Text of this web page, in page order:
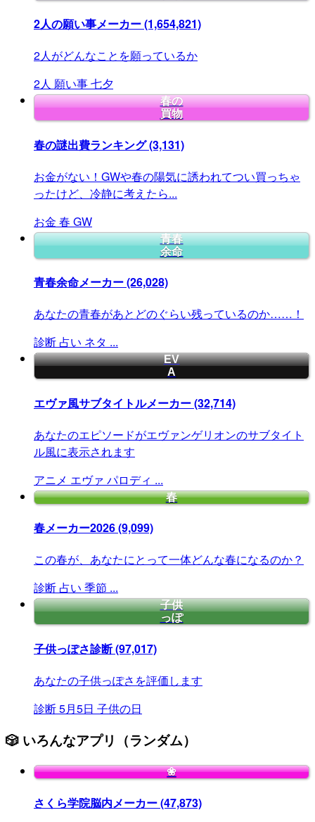
2人の願い事メーカー(1,654,821)
2人がどんなことを願っているか
2人 願い事七夕
春の
買物
春の謎出費ランキング(3,131)
お金がない！GWや春の陽気に誘われてつい買っちゃ
ったけど、冷静に考えたら...
お金 春 GW
青春
余命
青春余命メーカー(26,028)
あなたの青春があとどのぐらい残っているのか……！
診断 占い ネタ ...
EV
A
エヴァ風サブタイトルメーカー(32,714)
あなたのエピソードがエヴァンゲリオンのサブタイト
ル風に表示されます
アニメ エヴァ パロディ ...
春
春メーカー2026(9,099)
この春が、あなたにとって一体どんな春になるのか？
診断 占い 季節 ...
子供
っぽ
子供っぽさ診断(97,017)
あなたの子供っぽさを評価します
診断5月5日 子供の日
🎲 いろんなアプリ（ランダム）
❀
さくら学院脳内メーカー(47,873)